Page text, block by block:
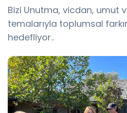
Bizi Unutma, vicdan, umut
temalarıyla toplumsal
hedefliyor..